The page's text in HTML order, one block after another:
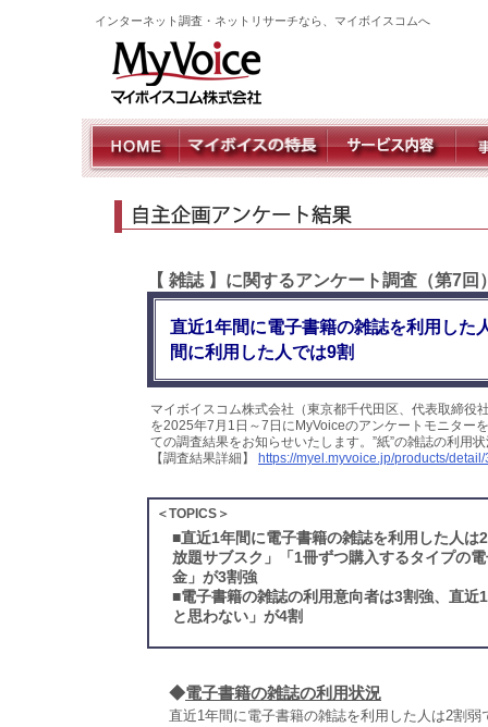
インターネット調査・ネットリサーチなら、マイボイスコムへ
【 雑誌 】に関するアンケート調査（第7回
直近1年間に電子書籍の雑誌を利用した
間に利用した人では9割
マイボイスコム株式会社（東京都千代田区、代表取締
を2025年7月1日～7日にMyVoiceのアンケートモニター
ての調査結果をお知らせいたします。”紙”の雑誌の利用
【調査結果詳細】
https://myel.myvoice.jp/products/
＜TOPICS＞
■直近1年間に電子書籍の雑誌を利用した人
放題サブスク」「1冊ずつ購入するタイプの
金」が3割強
■電子書籍の雑誌の利用意向者は3割強、直
と思わない」が4割
◆電子書籍の雑誌の利用状況
直近1年間に電子書籍の雑誌を利用した人は2割弱